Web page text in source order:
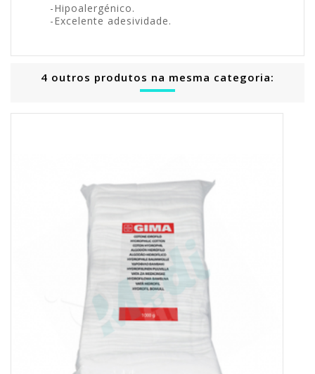
-Hipoalergénico.
-Excelente adesividade.
4 outros produtos na mesma categoria: